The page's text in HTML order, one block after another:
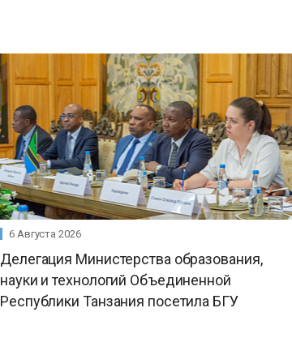
6 Августа 2026
Делегация Министерства образования,
науки и технологий Объединенной
Республики Танзания посетила БГУ